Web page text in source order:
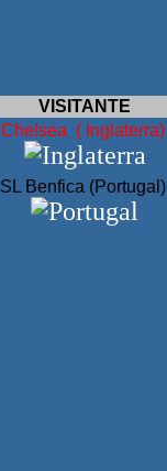
VISITANTE
Chelsea ( Inglaterra)
SL Benfica (Portugal)